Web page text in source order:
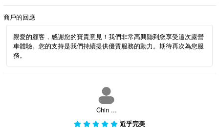
商戶的回應
親愛的顧客，感謝您的寶貴意見！我們非常高興聽到您享受這次露營
車體驗。您的支持是我們持續提供優質服務的動力。期待再次為您服
務。
Chin ...
近乎完美